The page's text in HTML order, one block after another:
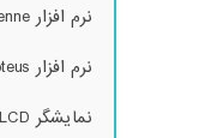
نرم افزار cayenne
نرم افزار Proteus
نمایشگر LCD